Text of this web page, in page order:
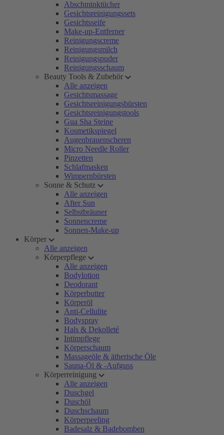
Abschminktücher
Gesichtsreinigungssets
Gesichtsseife
Make-up-Entferner
Reinigungscreme
Reinigungsmilch
Reinigungspuder
Reinigungsschaum
Beauty Tools & Zubehör
Alle anzeigen
Gesichtsmassage
Gesichtsreinigungsbürsten
Gesichtsreinigungstools
Gua Sha Steine
Kosmetikspiegel
Augenbrauenscheren
Micro Needle Roller
Pinzetten
Schlafmasken
Wimpernbürsten
Sonne & Schutz
Alle anzeigen
After Sun
Selbstbräuner
Sonnencreme
Sonnen-Make-up
Körper
Alle anzeigen
Körperpflege
Alle anzeigen
Bodylotion
Deodorant
Körperbutter
Körperöl
Anti-Cellulite
Bodyspray
Hals & Dekolleté
Intimpflege
Körperschaum
Massageöle & ätherische Öle
Sauna-Öl & -Aufguss
Körperreinigung
Alle anzeigen
Duschgel
Duschöl
Duschschaum
Körperpeeling
Badesalz & Badebomben